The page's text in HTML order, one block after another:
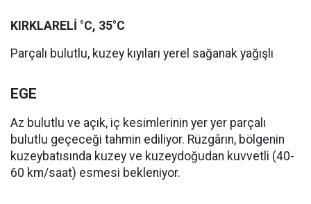
KIRKLARELİ °C, 35°C
Parçalı bulutlu, kuzey kıyıları yerel sağanak yağışlı
EGE
Az bulutlu ve açık, iç kesimlerinin yer yer parçalı
bulutlu geçeceği tahmin ediliyor. Rüzgârın, bölgenin
kuzeybatısında kuzey ve kuzeydoğudan kuvvetli (40-
60 km/saat) esmesi bekleniyor.